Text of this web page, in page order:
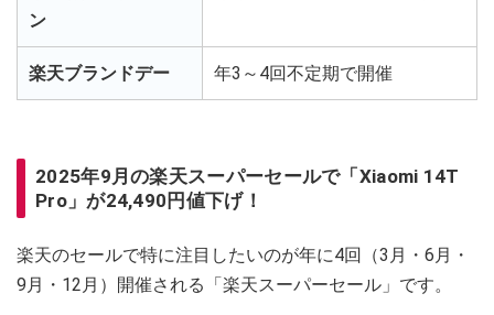
ン
楽天ブランドデー 年3～4回不定期で開催
2025年9月の楽天スーパーセールで「Xiaomi 14T
Pro」が24,490円値下げ！
楽天のセールで特に注目したいのが年に4回（3月・6月・
9月・12月）開催される「楽天スーパーセール」です。